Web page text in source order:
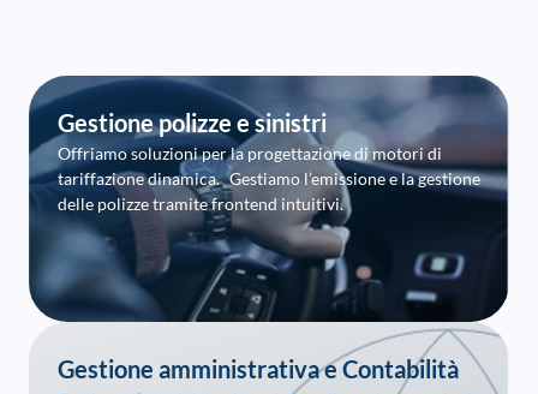
Gestione polizze e sinistri
Offriamo soluzioni per la progettazione di motori di
tariffazione dinamica. Gestiamo l’emissione e la gestione
delle polizze tramite frontend intuitivi.
Gestione amministrativa e Contabilità